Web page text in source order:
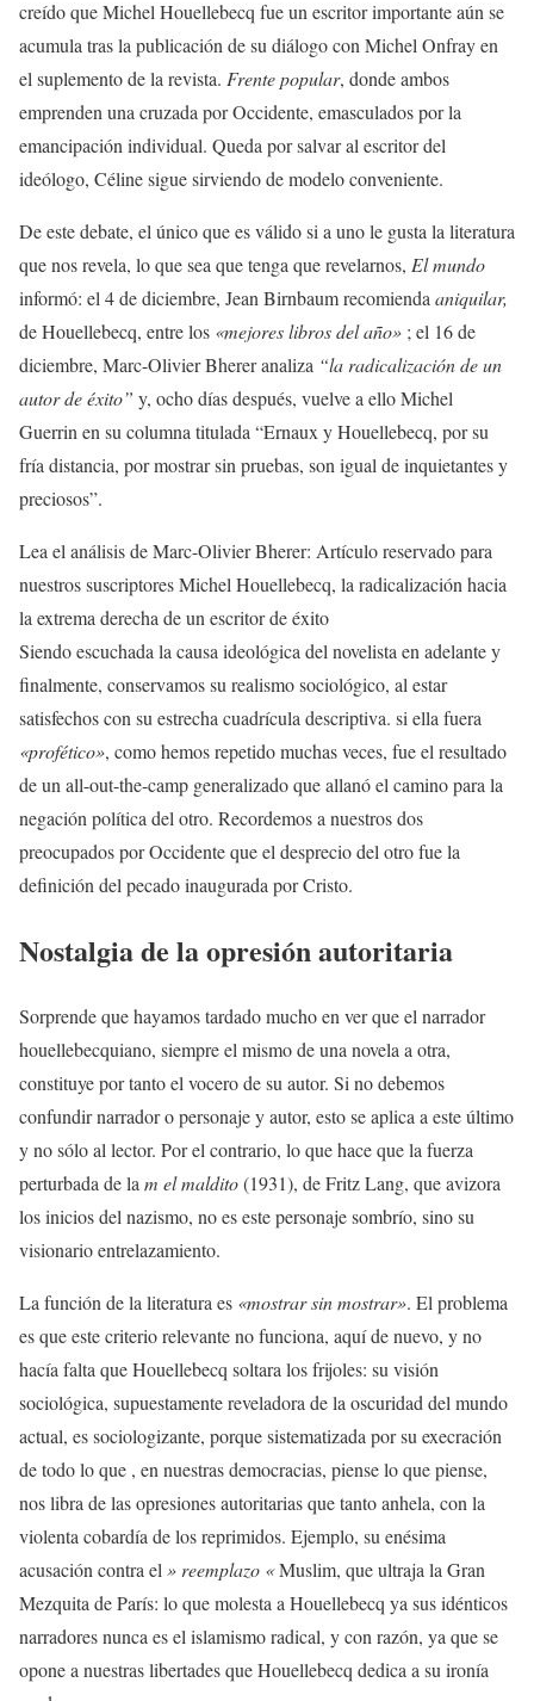
creído que Michel Houellebecq fue un escritor importante aún se
acumula tras la publicación de su diálogo con Michel Onfray en
el suplemento de la revista. Frente popular, donde ambos
emprenden una cruzada por Occidente, emasculados por la
emancipación individual. Queda por salvar al escritor del
ideólogo, Céline sigue sirviendo de modelo conveniente.
De este debate, el único que es válido si a uno le gusta la literatura
que nos revela, lo que sea que tenga que revelarnos, El mundo
informó: el 4 de diciembre, Jean Birnbaum recomienda aniquilar,
de Houellebecq, entre los «mejores libros del año» ; el 16 de
diciembre, Marc-Olivier Bherer analiza “la radicalización de un
autor de éxito” y, ocho días después, vuelve a ello Michel
Guerrin en su columna titulada “Ernaux y Houellebecq, por su
fría distancia, por mostrar sin pruebas, son igual de inquietantes y
preciosos”.
Lea el análisis de Marc-Olivier Bherer: Artículo reservado para
nuestros suscriptoresMichel Houellebecq, la radicalización hacia
la extrema derecha de un escritor de éxito
Siendo escuchada la causa ideológica del novelista en adelante y
finalmente, conservamos su realismo sociológico, al estar
satisfechos con su estrecha cuadrícula descriptiva. si ella fuera
«profético», como hemos repetido muchas veces, fue el resultado
de un all-out-the-camp generalizado que allanó el camino para la
negación política del otro. Recordemos a nuestros dos
preocupados por Occidente que el desprecio del otro fue la
definición del pecado inaugurada por Cristo.
Nostalgia de la opresión autoritaria
Sorprende que hayamos tardado mucho en ver que el narrador
houellebecquiano, siempre el mismo de una novela a otra,
constituye por tanto el vocero de su autor. Si no debemos
confundir narrador o personaje y autor, esto se aplica a este último
y no sólo al lector. Por el contrario, lo que hace que la fuerza
perturbada de la m el maldito(1931), de Fritz Lang, que avizora
los inicios del nazismo, no es este personaje sombrío, sino su
visionario entrelazamiento.
La función de la literatura es «mostrar sin mostrar». El problema
es que este criterio relevante no funciona, aquí de nuevo, y no
hacía falta que Houellebecq soltara los frijoles: su visión
sociológica, supuestamente reveladora de la oscuridad del mundo
actual, es sociologizante, porque sistematizada por su execración
de todo lo que , en nuestras democracias, piense lo que piense,
nos libra de las opresiones autoritarias que tanto anhela, con la
violenta cobardía de los reprimidos. Ejemplo, su enésima
acusación contra el » reemplazo «Muslim, que ultraja la Gran
Mezquita de París: lo que molesta a Houellebecq ya sus idénticos
narradores nunca es el islamismo radical, y con razón, ya que se
opone a nuestras libertades que Houellebecq dedica a su ironía